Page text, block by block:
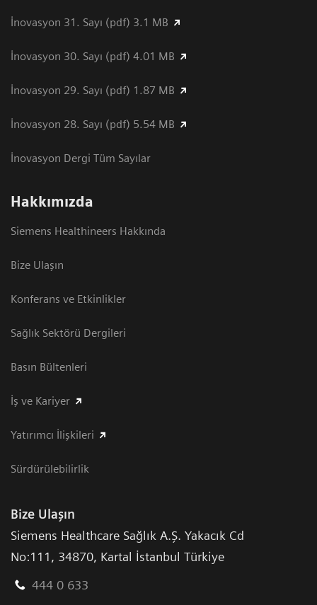
İnovasyon 31. Sayı (pdf) 3.1 MB
İnovasyon 30. Sayı (pdf) 4.01 MB
İnovasyon 29. Sayı (pdf) 1.87 MB
İnovasyon 28. Sayı (pdf) 5.54 MB
İnovasyon Dergi Tüm Sayılar
Hakkımızda
Siemens Healthineers Hakkında
Bize Ulaşın
Konferans ve Etkinlikler
Sağlık Sektörü Dergileri
Basın Bültenleri
İş ve Kariyer
Yatırımcı İlişkileri
Sürdürülebilirlik
Bize Ulaşın
Siemens Healthcare Sağlık A.Ş. Yakacık Cd
No:111 , 34870, Kartal İstanbul Türkiye
444 0 633